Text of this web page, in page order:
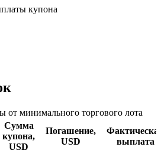
Day
купона
от минимального торгового лота